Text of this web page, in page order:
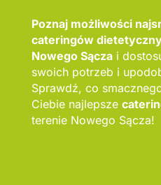
Poznaj możliwości
cateringów
Nowego Sączai
swoich potrzeb i
Sprawdź, co
Ciebie najlepsze
terenie Nowego Sącza!